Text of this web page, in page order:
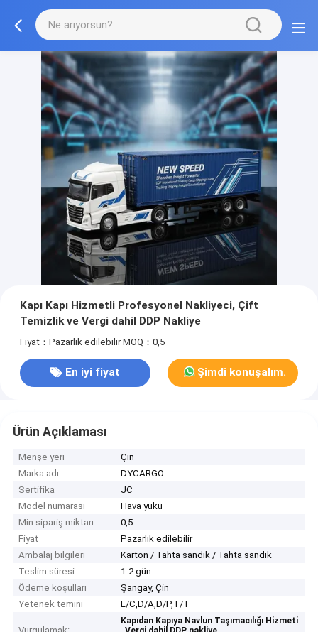
Kapı Kapı Hizmetli Profesyonel Nakliyeci, Çift
Temizlik ve Vergi dahil DDP Nakliye
Fiyat：Pazarlık edilebilir MOQ：0,5
En iyi fiyat Şimdi konuşalım.
Ürün Açıklaması
Menşe yeri
Çin
Marka adı
DYCARGO
Sertifika
JC
Model numarası
Hava yükü
Min sipariş miktarı
0,5
Fiyat
Pazarlık edilebilir
Ambalaj bilgileri
Karton / Tahta sandık / Tahta sandık
Teslim süresi
1-2 gün
Ödeme koşulları
Şangay, Çin
Yetenek temini
L/C,D/A,D/P,T/T
Kapıdan Kapıya Navlun Taşımacılığı Hizmeti